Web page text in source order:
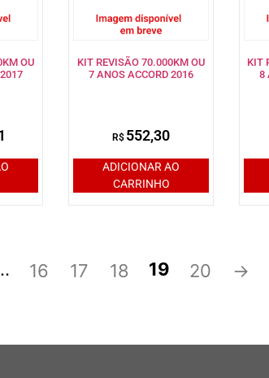
OU
KIT REVISÃO 70.000KM OU
7 ANOS ACCORD 2016
R$ 552,30
ADICIONAR AO
CARRINHO
KIT
8
16 17 18 19 20 →